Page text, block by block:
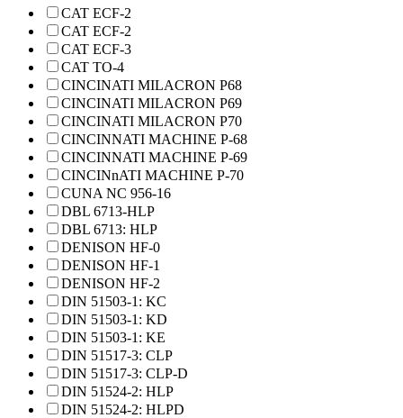
CAT ECF-2
CAT ECF-2
CAT ECF-3
CAT TO-4
CINCINATI MILACRON P68
CINCINATI MILACRON P69
CINCINATI MILACRON P70
CINCINNATI MACHINE P-68
CINCINNATI MACHINE P-69
CINCINnATI MACHINE P-70
CUNA NC 956-16
DBL 6713-HLP
DBL 6713: HLP
DENISON HF-0
DENISON HF-1
DENISON HF-2
DIN 51503-1: KC
DIN 51503-1: KD
DIN 51503-1: KE
DIN 51517-3: CLP
DIN 51517-3: CLP-D
DIN 51524-2: HLP
DIN 51524-2: HLPD